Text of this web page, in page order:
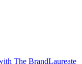
The BrandLaureate